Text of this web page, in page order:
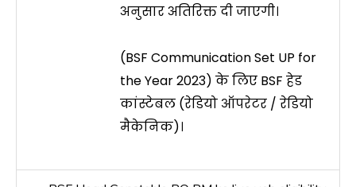
अनुसार अतिरिक्त दी जाएगी।
(BSF Communication Set UP for
the Year 2023) के लिए BSF हेड
कांस्टेबल (रेडियो ऑपरेटर / रेडियो
मैकेनिक)।